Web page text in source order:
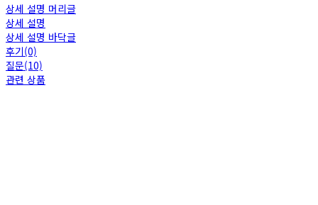
상세 설명 머리글
상세 설명
상세 설명 바닥글
후기(0)
질문(10)
관련 상품